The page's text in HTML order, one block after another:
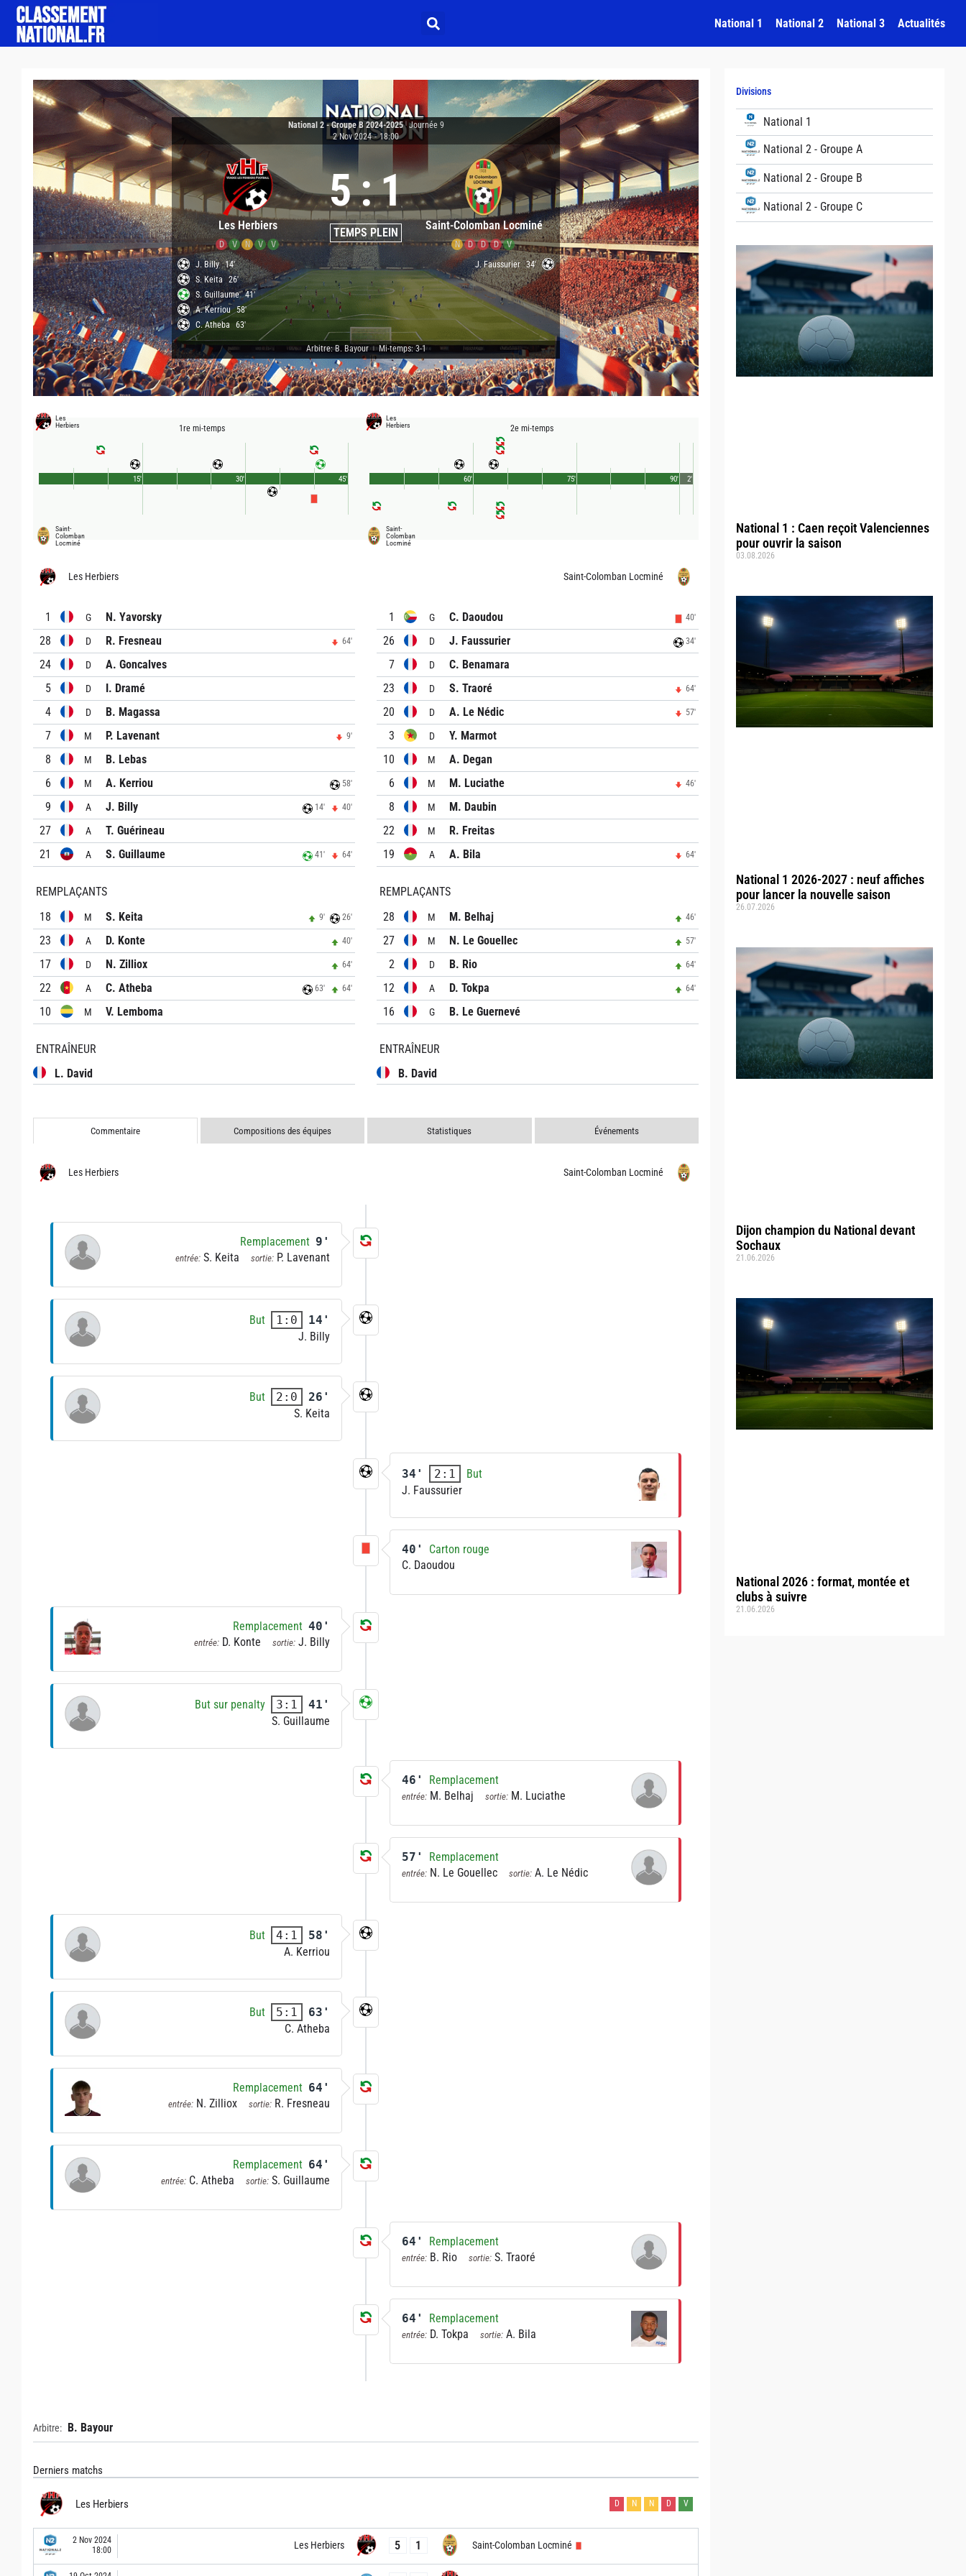
National 1 National 2 National 3 Actualités
Divisions
National 1
National 2 - Groupe A
National 2 - Groupe B
National 2 - Groupe C
National 1 : Caen reçoit Valenciennes
pour ouvrir la saison
03.08.2026
National 1 2026-2027 : neuf affiches
pour lancer la nouvelle saison
26.07.2026
Dijon champion du National devant
Sochaux
21.06.2026
National 2026 : format, montée et
clubs à suivre
21.06.2026
National 2 - Groupe B 2024-2025 | Journée 9
2 Nov 2024 - 18:00
Les Herbiers
D V N V V
5:1
TEMPS PLEIN Saint-Colomban Locminé
N D D D
V
J. Billy 14'
S. Keita
26'
S. Guillaume 41'
A. Kerriou 58'
C. Atheba
63'
J. Faussurier 34'
Arbitre: B. Bayour | Mi-temps: 3-1
Les
Herbiers
1re mi-temps
Saint-
Colomban
Locminé
45'
15' 30'
Les
Herbiers
2e mi-temps
Saint-
Colomban
Locminé
90'
60' 75' 2'
Les Herbiers
1 G
N. Yavorsky
28
D R. Fresneau 64'
24 D
A. Goncalves
5
D
I. Dramé
4
D
B. Magassa
7
M P. Lavenant 9'
8 M
B. Lebas
6
M A. Kerriou 58'
9 A J. Billy 14' 40'
27 A
T. Guérineau
21
A S. Guillaume 41' 64'
REMPLAÇANTS
18
M S. Keita 9' 26'
23 A D. Konte 40'
17 D N. Zilliox 64'
22 A C. Atheba 63' 64'
10 M V. Lemboma
ENTRAÎNEUR
L. David
Saint-Colomban Locminé
1 G C. Daoudou 40'
26 D J. Faussurier 34'
7 D
C. Benamara
23
D S. Traoré 64'
20 D A. Le Nédic 57'
3 D
Y. Marmot
10
M
A. Degan
6
M M. Luciathe 46'
8 M
M. Daubin
22
M
R. Freitas
19
A A. Bila 64'
REMPLAÇANTS
28
M M. Belhaj 46'
27 M N. Le Gouellec 57'
2 D B. Rio 64'
12 A D. Tokpa 64'
16 G B. Le Guernevé
ENTRAÎNEUR
B. David
Commentaire Compositions des équipes Statistiques Événements
Les Herbiers Saint-Colomban Locminé
Remplacement 9'
entrée: S. Keita sortie: P. Lavenant
But 1:0
14'
J. Billy
But 2:0
26'
S. Keita
34' 2:1
But
J. Faussurier
40'
Carton rouge
C. Daoudou
Remplacement 40'
entrée: D. Konte sortie: J. Billy
But sur penalty 3:1
41'
S. Guillaume
46' Remplacement
entrée: M. Belhaj sortie: M. Luciathe
57' Remplacement
entrée: N. Le Gouellec sortie: A. Le Nédic
But 4:1
58'
A. Kerriou
But 5:1
63'
C. Atheba
Remplacement 64'
entrée: N. Zilliox sortie: R. Fresneau
Remplacement 64'
entrée: C. Atheba sortie: S. Guillaume
64' Remplacement
entrée: B. Rio sortie: S. Traoré
64' Remplacement
entrée: D. Tokpa sortie: A. Bila
Arbitre: B. Bayour
Derniers matchs
Les Herbiers D N N D V
2 Nov 2024
18:00
Les Herbiers 5 1 Saint-Colomban Locminé